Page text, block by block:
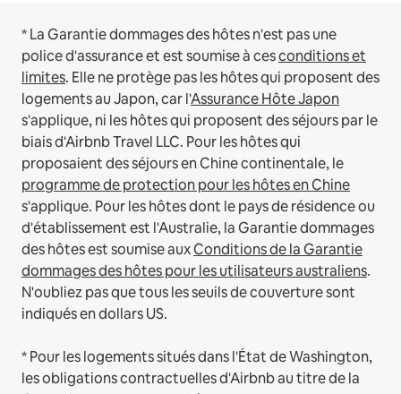
* La Garantie dommages des hôtes n'est pas une
police d'assurance et est soumise à cesconditions et
limites. Elle ne protège pas les hôtes qui proposent des
logements au Japon, car l'Assurance Hôte Japon
s'applique, ni les hôtes qui proposent des séjours par le
biais d'Airbnb Travel LLC. Pour les hôtes qui
proposaient des séjours en Chine continentale, le
programme de protection pour les hôtes en Chine
s'applique. Pour les hôtes dont le pays de résidence ou
d'établissement est l'Australie, la Garantie dommages
des hôtes est soumise auxConditions de la Garantie
dommages des hôtes pour les utilisateurs australiens.
N'oubliez pas que tous les seuils de couverture sont
indiqués en dollars US.
* Pour les logements situés dans l'État de Washington,
les obligations contractuelles d'Airbnb au titre de la